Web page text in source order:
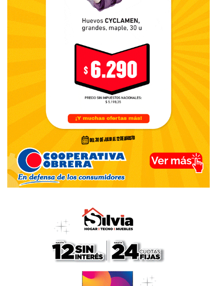
que conversar con ellos, hay que escuchar a todos.
“Lamentablemente, hay sectores sociales que se
acostumbraron a la dependencia del estado nacional,
provincial o municipal. Una sociedad con odio, envidia,
egoísmo y la ambición personal está condenada al fracaso.
Hay que apostar a la educación y al trabajo para construir
un Dorrego con progreso y crecimiento. Ese es el desafío
de los dirigentes que nos representan y quieren
representarnos”.
-¿El peronismo de Dorrego puede aspirar a recuperar la
comuna el año que viene?
-Claro que cualquier partido o agrupación puede aspirar a
año que viene o en otro momento depende de cómo el
oficialismo haga su gestión y cuan creíble y superadora es
la oferta opositora. Hoy el radicalismo está con algunos
problemas, hay quienes no se hacen cargo de aquel
acuerdo político con el Pro y otros que hacen un gran
esfuerzo por acompañarlo. Ahí se puede encontrar alguna
división que haga perder la firmeza de todos estos años.